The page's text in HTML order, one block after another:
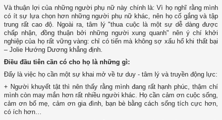
Và thuận lợi của những người phụ nữ này chính là: Vì họ nghĩ rằng mình
có ít sự lựa chọn hơn những người phụ nữ khác, nên họ cố gắng và tập
trung rất cao độ. Ngoài ra, tâm lý "thua cuộc là một sự dễ dàng được
chấp nhận, đồng thuận bởi những người xung quanh" nên ý chí khởi
nghiệp của họ rất vững vàng: chỉ có tiến mà không sợ xấu hổ khi thất bại
– Jolie Hướng Dương khẳng định.
Điều đầu tiên cần có cho họ là những gì:
Đấy là việc họ cần một sự khai mở về tư duy - tâm lý và truyền động lực:
+ Người khuyết tật thì nên thấy rằng mình đang rất hạnh phúc, thậm chí
mình còn may mắn hơn rất nhiều người khác. Họ cần cảm ơn cuộc sống,
cảm ơn bố mẹ, cảm ơn gia đình, bạn bè bằng cách sống tích cực hơn,
có ích hơn…